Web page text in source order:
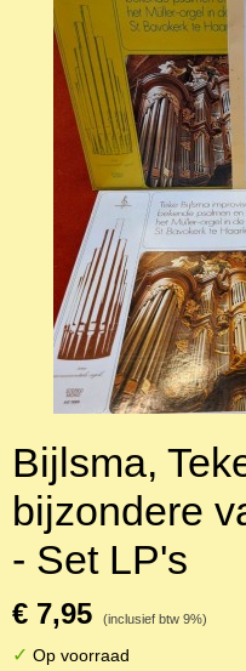
Bijlsma,
bijzondere
- Set LP's
€ 7,95 (inclusief btw 9%)
✓ Op voorraad